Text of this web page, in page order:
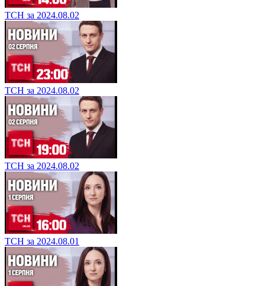
ТСН за 2024.08.02
ТСН за 2024.08.02
ТСН за 2024.08.02
ТСН за 2024.08.01